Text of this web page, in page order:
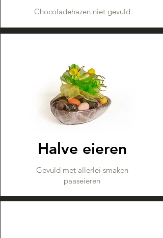
Chocoladehazen niet gevuld
Halve eieren
Gevuld met allerlei smaken
paaseieren